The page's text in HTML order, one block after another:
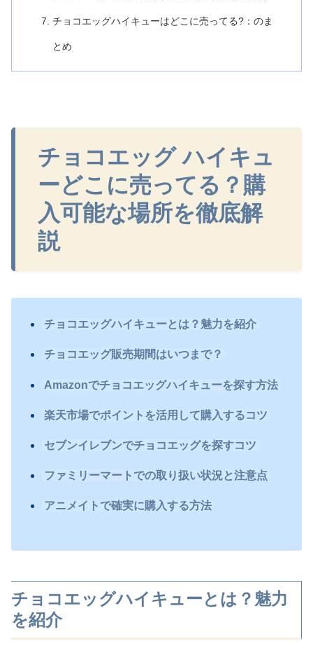
チョコエッグハイキューはどこに売ってる?：のま
とめ
チョコエッグ ハイキュ
ーどこに売ってる？購
入可能な場所を徹底解
説
チョコエッグハイキューとは？魅力を紹介
チョコエッグ販売期間はいつまで？
Amazonでチョコエッグハイキューを探す方法
楽天市場でポイントを活用して購入するコツ
セブンイレブンでチョコエッグを探すコツ
ファミリーマートでの取り扱い状況と注意点
アニメイトで確実に購入する方法
チョコエッグハイキューとは？魅力
を紹介